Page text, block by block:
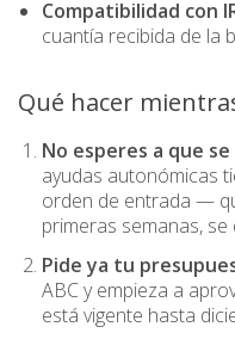
Compatibilidad con
cuantía recibida de la
Qué hacer
No esperes a que
ayudas autonómicas
orden de entrada —
primeras semanas, se
Pide ya tu
ABC y empieza a
está vigente hasta